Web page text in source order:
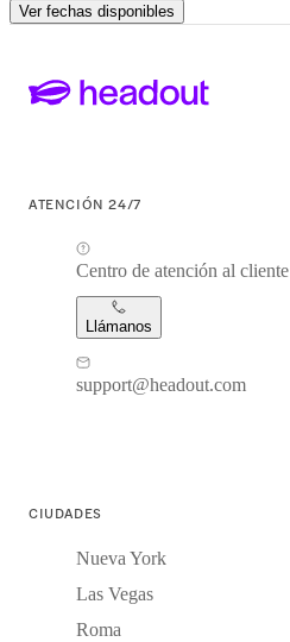
Ver fechas disponibles
ATENCIÓN 24/7
Centro de atención al cliente
Llámanos
support@headout.com
CIUDADES
Nueva York
Las Vegas
Roma